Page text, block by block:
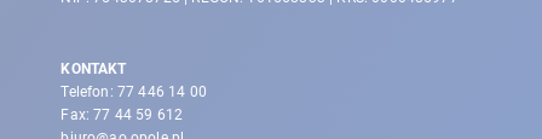
KONTAKT
Telefon: 77 446 14 00
Fax:77 44 59 612